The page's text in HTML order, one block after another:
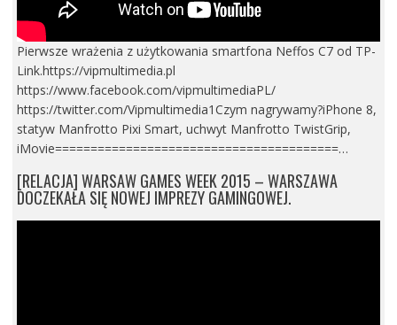
Pierwsze wrażenia z użytkowania smartfona Neffos C7 od TP-
Link.https://vipmultimedia.pl
https://www.facebook.com/vipmultimediaPL/
https://twitter.com/Vipmultimedia1Czym nagrywamy?iPhone 8,
statyw Manfrotto Pixi Smart, uchwyt Manfrotto TwistGrip,
iMovie========================================…
[RELACJA] WARSAW GAMES WEEK 2015 – WARSZAWA
DOCZEKAŁA SIĘ NOWEJ IMPREZY GAMINGOWEJ.